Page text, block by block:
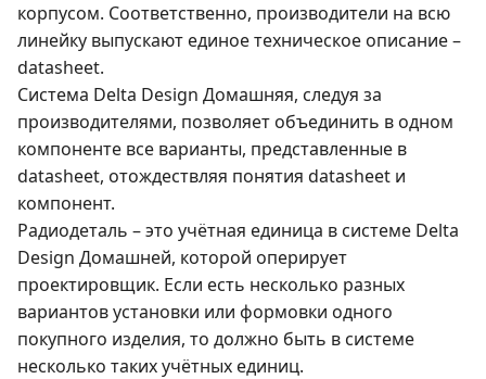
корпусом. Соответственно, производители на всю
линейку выпускают единое техническое описание –
datasheet.
Система Delta Design Домашняя, следуя за
производителями, позволяет объединить в одном
компоненте все варианты, представленные в
datasheet, отождествляя понятия datasheet и
компонент.
Радиодеталь – это учётная единица в системе Delta
Design Домашней, которой оперирует
проектировщик. Если есть несколько разных
вариантов установки или формовки одного
покупного изделия, то должно быть в системе
несколько таких учётных единиц.